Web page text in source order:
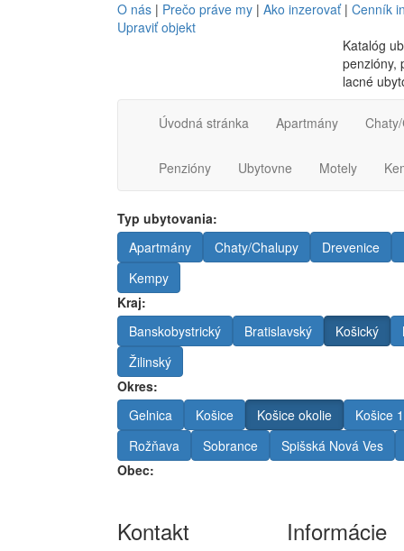
O nás | Prečo práve my | Ako inzerovať| Cenník
Upraviť objekt
Katalóg
penzióny,
lacné
Úvodná stránka Apartmány
Penzióny Ubytovne Motely
Typ ubytovania:
Apartmány
Chaty/Chalupy Drevenice
Kempy
Kraj:
Banskobystrický
Bratislavský Košický
Žilinský
Okres:
Gelnica
Košice Košice okolie
Košice 1
Rožňava
Sobrance
Spišská Nová Ves
Obec:
Kontakt Informácie